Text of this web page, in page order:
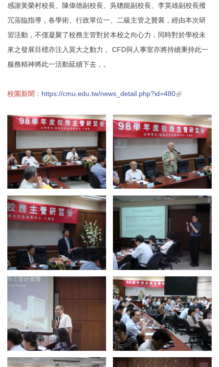
感謝黃榮村校長、陳偉德副校長、吳聰能副校長、李英雄副校長撥
冗蒞臨指導，各學術、行政單位一、二級主管之贊襄，經由本次研
習活動，不僅凝聚了校務主管對於本校之向心力，同時對於學校未
來之發展目標亦注入莫大之動力， CFD與人事室亦將持續秉持此一
服務精神將此一活動延續下去，。
校園新聞： https://cmu.edu.tw/news_detail.php?id=480 (link is